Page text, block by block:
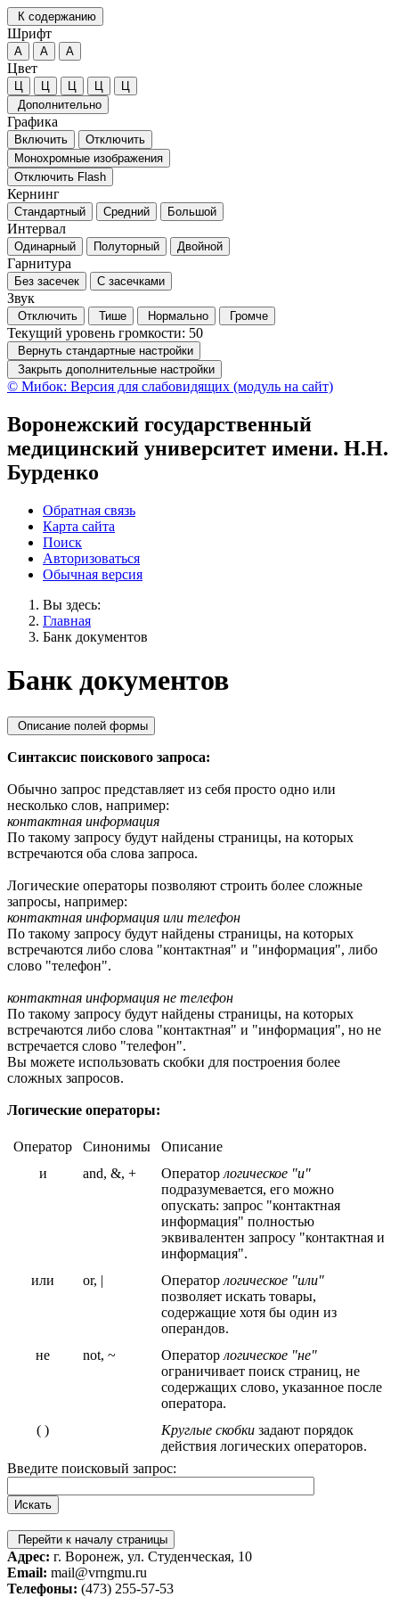
К содержанию
Шрифт
А А А
Цвет
Ц Ц Ц Ц
Ц
Дополнительно
Графика
Включить
Отключить
Монохромные изображения
Отключить Flash
Кернинг
Стандартный Средний Большой
Интервал
Одинарный Полуторный Двойной
Гарнитура
Без засечек С засечками
Звук
Отключить Тише Нормально Громче
Текущий уровень громкости: 50
Вернуть стандартные настройки
Закрыть дополнительные настройки
© Мибок: Версия для слабовидящих (модуль на сайт)
Воронежский государственный
медицинский университет имени. Н.Н.
Бурденко
Обратная связь
Карта сайта
Поиск
Авторизоваться
Обычная версия
Вы здесь:
Главная
Банк документов
Банк документов
Описание полей формы
Синтаксис поискового запроса:
Обычно запрос представляет из себя просто одно или
несколько слов, например:
контактная информация
По такому запросу будут найдены страницы, на которых
встречаются оба слова запроса.
Логические операторы позволяют строить более сложные
запросы, например:
контактная информация или телефон
По такому запросу будут найдены страницы, на которых
встречаются либо слова "контактная" и "информация", либо
слово "телефон".
контактная информация не телефон
По такому запросу будут найдены страницы, на которых
встречаются либо слова "контактная" и "информация", но не
встречается слово "телефон".
Вы можете использовать скобки для построения более
сложных запросов.
Логические операторы:
Оператор Синонимы
Описание
и
and, &, + Оператор логическое "и"
подразумевается, его можно
опускать: запрос "контактная
информация" полностью
эквивалентен запросу "контактная и
информация".
или
or, | Оператор логическое "или"
позволяет искать товары,
содержащие хотя бы один из
операндов.
не
not, ~ Оператор логическое "не"
ограничивает поиск страниц, не
содержащих слово, указанное после
оператора.
( )
Круглые скобки задают порядок
действия логических операторов.
Введите поисковый запрос:
Перейти к началу страницы
Адрес: г. Воронеж, ул. Студенческая, 10
Email: mail@vrngmu.ru
Телефоны: (473) 255-57-53